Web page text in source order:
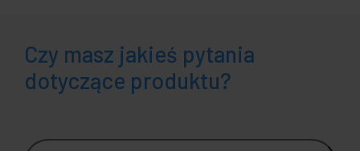
Czy masz jakieś pytania
dotyczące produktu?